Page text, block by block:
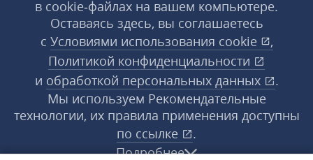
в cookie‑файлах на вашем компьютере.
Оставаясь здесь, вы соглашаетесь
с Условиями использования cookie
,
Политикой конфиденциальности
и обработкой персональных данных
.
Мы используем Рекомендательные
технологии, их правила применения доступны
по ссылке
.
Подробнее